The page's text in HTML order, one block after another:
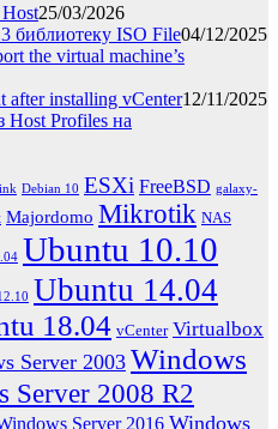
25/03/2026
библиотеку ISO File04/12/2025
the virtual machine’s
after installing vCenter12/11/2025
Host Profiles на
Debian 10 ESXi FreeBSD galaxy-
Majordomo Mikrotik NAS
Ubuntu 10.10
Ubuntu 14.04
18.04 vCenter Virtualbox
Server 2003Windows
Server 2008 R2
Server 2016 Windows